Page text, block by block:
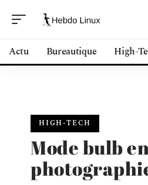
Actu Bureautique High-
HIGH-TECH
Mode bulb